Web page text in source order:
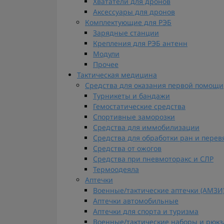
Аксессуары для дронов
Комплектующие для РЭБ
Зарядные станции
Крепления для РЭБ антенн
Модули
Прочее
Тактическая медицина
Средства для оказания первой помощи
Турникеты и бандажи
Гемостатические средства
Спортивные заморозки
Средства для иммобилизации
Средства для обработки ран и
Средства от ожогов
Средства при пневмоторакс и СЛР
Термоодеяла
Аптечки
Военные/тактические аптечки
Аптечки автомобильные
Аптечки для спорта и туризма
Военные/тактические наборы и